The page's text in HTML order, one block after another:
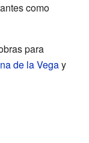
como
para
de la Vegay